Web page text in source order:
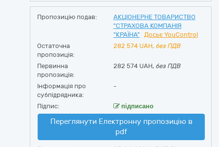
Пропозицію подав:
АКЦІОНЕРНЕ ТОВАРИСТВО
"СТРАХОВА КОМПАНІЯ
"КРАЇНА"
Досьє YouControl
Остаточна
пропозиція:
282 574 UAH, без ПДВ
Первинна
пропозиція:
282 574 UAH, без ПДВ
Інформація про
субпідрядника:
-
Підпис: підписано
Переглянути Електронну пропозицію в
pdf